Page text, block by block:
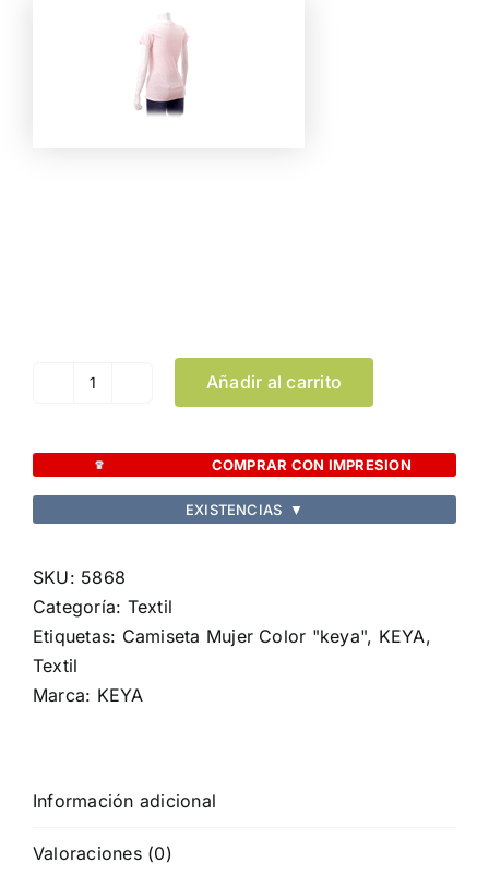
Camiseta
Color
"keya"
Añadir al carrito
COMPRAR CON IMPRESION
EXISTENCIAS ▼
SKU: 5868
Categoría: Textil
Etiquetas: Camiseta Mujer Color "keya", KEYA,
Textil
Marca: KEYA
Información adicional
Valoraciones (0)